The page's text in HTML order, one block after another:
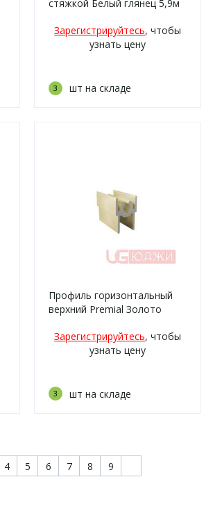
стяжкой Белый глянец 5,9м
Зарегистрируйтесь, чтобы
узнать цену
3 шт на складе
Профиль горизонтальный
верхний Premial Золото
Зарегистрируйтесь, чтобы
узнать цену
3 шт на складе
4 5 6 7 8 9